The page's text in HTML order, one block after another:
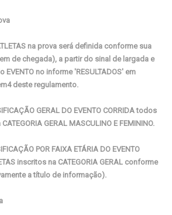
na prova será definida conforme sua
de chegada), a partir do sinal de largada e
no informe 'RESULTADOS' em
deste regulamento.
GERAL DO EVENTO CORRIDA todos
GERAL MASCULINO E FEMININO.
POR FAIXA ETÁRIA DO EVENTO
inscritos na CATEGORIA GERAL conforme
a título de informação).